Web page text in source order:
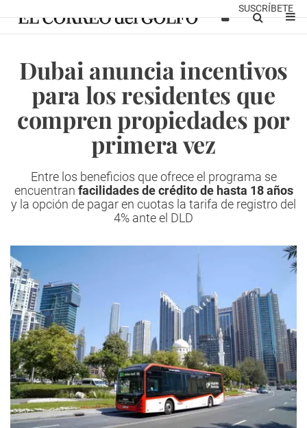
SUSCRÍBETE
Dubai anuncia incentivos
para los residentes que
compren propiedades por
primera vez
Entre los beneficios que ofrece el programa se
encuentran facilidades de crédito de hasta 18 años
y la opción de pagar en cuotas la tarifa de registro del
4% ante el DLD